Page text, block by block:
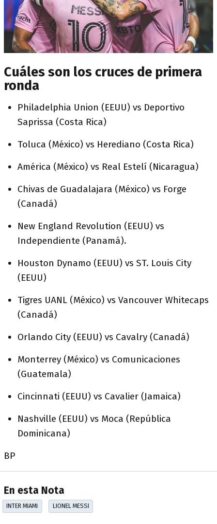
Cuáles son los cruces de primera
ronda
Philadelphia Union (EEUU) vs Deportivo
Saprissa (Costa Rica)
Toluca (México) vs Herediano (Costa Rica)
América (México) vs Real Estelí (Nicaragua)
Chivas de Guadalajara (México) vs Forge
(Canadá)
New England Revolution (EEUU) vs
Independiente (Panamá).
Houston Dynamo (EEUU) vs ST. Louis City
(EEUU)
Tigres UANL (México) vs Vancouver Whitecaps
(Canadá)
Orlando City (EEUU) vs Cavalry (Canadá)
Monterrey (México) vs Comunicaciones
(Guatemala)
Cincinnati (EEUU) vs Cavalier (Jamaica)
Nashville (EEUU) vs Moca (República
Dominicana)
BP
En esta Nota
INTER MIAMI LIONEL MESSI